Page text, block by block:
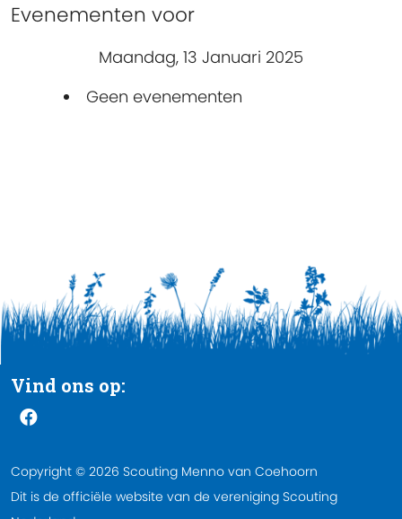
Evenementen voor
Maandag, 13 Januari 2025
Geen evenementen
Vind ons op:
Copyright © 2026 Scouting Menno van Coehoorn
Dit is de officiële website van de vereniging Scouting